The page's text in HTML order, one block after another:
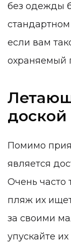
без одежды
если вам
охраняемый
доской
Помимо
является
Очень часто
пляж их
за своими
упускайте